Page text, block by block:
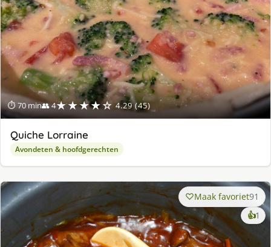
⏱ 70 min👥 4★★★★☆ 4.29 (45)
Quiche Lorraine
Avondeten & hoofdgerechten
Maak favoriet91
👍1